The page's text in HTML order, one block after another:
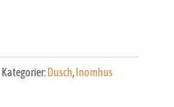
Kategorier: Dusch, Inomhus